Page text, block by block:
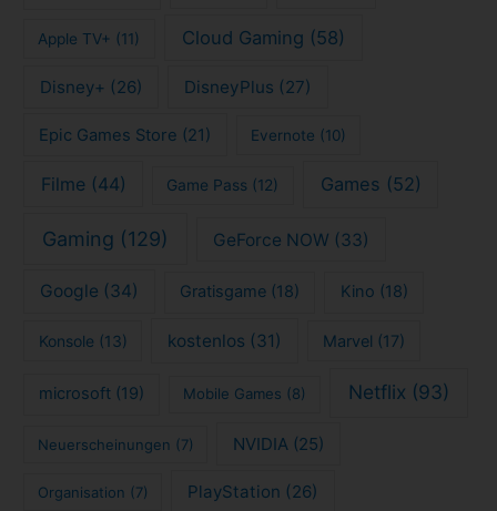
Apple TV+ (11) Cloud Gaming (58)
Disney+ (26) DisneyPlus (27)
Epic Games Store (21) Evernote (10)
Filme(44) Game Pass (12) Games (52)
Gaming (129) GeForce NOW (33)
Google (34) Gratisgame (18) Kino (18)
Konsole (13) kostenlos (31) Marvel (17)
microsoft (19) Mobile Games (8) Netflix (93)
Neuerscheinungen (7) NVIDIA (25)
Organisation (7) PlayStation (26)